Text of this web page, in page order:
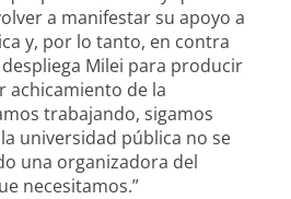
a manifestar su apoyo a
y, por lo tanto, en contra
Milei para producir
achicamiento de la
trabajando, sigamos
universidad pública no se
una organizadora del
necesitamos.”